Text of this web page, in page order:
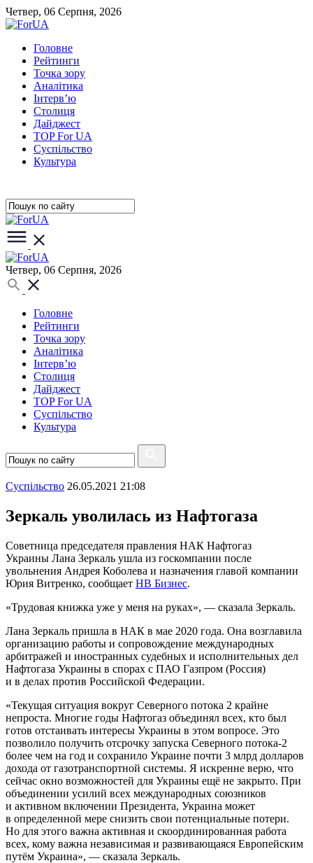
Четвер, 06 Серпня, 2026
Головне
Рейтинги
Точка зору
Аналітика
Інтерв’ю
Столиця
Дайджест
TOP For UA
Суспiльство
Культура
Четвер, 06 Серпня, 2026
Головне
Рейтинги
Точка зору
Аналітика
Інтерв’ю
Столиця
Дайджест
TOP For UA
Суспiльство
Культура
Суспiльство 26.05.2021 21:08
Зеркаль уволилась из Нафтогаза
Советница председателя правления НАК Нафтогаз
Украины Лана Зеркаль ушла из госкомпании после
увольнения Андрея Коболева и назначения главой компании
Юрия Витренко, сообщает НВ Бизнес.
«Трудовая книжка уже у меня на руках», — сказала Зеркаль.
Лана Зеркаль пришла в НАК в мае 2020 года. Она возглавила
организацию работы и сопровождение международных
арбитражей и иностранных судебных и исполнительных дел
Нафтогаза Украины в спорах с ПАО Газпром (Россия)
и в делах против Российской Федерации.
«Текущая ситуация вокруг Северного потока 2 крайне
непроста. Многие годы Нафтогаз объединял всех, кто был
готов отстаивать интересы Украины в этом вопросе. Это
позволило получить отсрочку запуска Северного потока-2
более чем на год и сохранило Украине почти 3 млрд долларов
дохода от газотранспортной системы. Я искренне верю, что
сейчас окно возможностей для Украины ещё не закрыто. При
объединении усилий всех международных союзников
и активном включении Президента, Украина может
в определенной мере снизить свои потенциальные потери.
Но для этого важна активная и скоординированная работа
всех, кому важна независимая и развивающаяся Европейским
путём Украина», — сказала Зеркаль.